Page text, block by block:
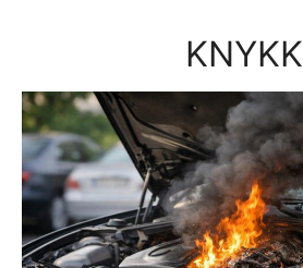
KNYKK